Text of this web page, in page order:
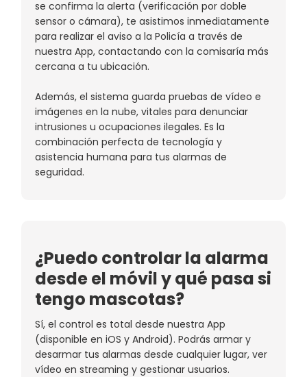
se confirma la alerta (verificación por doble
sensor o cámara), te asistimos inmediatamente
para realizar el aviso a la Policía a través de
nuestra App, contactando con la comisaría más
cercana a tu ubicación.
Además, el sistema guarda pruebas de vídeo e
imágenes en la nube, vitales para denunciar
intrusiones u ocupaciones ilegales. Es la
combinación perfecta de tecnología y
asistencia humana para tus alarmas de
seguridad.
¿Puedo controlar la alarma
desde el móvil y qué pasa si
tengo mascotas?
Sí, el control es total desde nuestra App
(disponible en iOS y Android). Podrás armar y
desarmar tus alarmas desde cualquier lugar, ver
vídeo en streaming y gestionar usuarios.